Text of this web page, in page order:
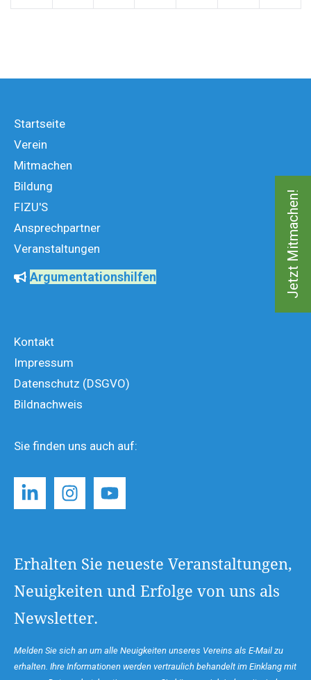
Jetzt Mitmachen!
Startseite
Verein
Mitmachen
Bildung
FIZU'S
Ansprechpartner
Veranstaltungen
Argumentationshilfen
Kontakt
Impressum
Datenschutz (DSGVO)
Bildnachweis
Sie finden uns auch auf:
Erhalten Sie neueste Veranstaltungen,
Neuigkeiten und Erfolge von uns als
Newsletter.
Melden Sie sich an um alle Neuigkeiten unseres Vereins als E-Mail zu
erhalten. Ihre Informationen werden vertraulich behandelt im Einklang mit